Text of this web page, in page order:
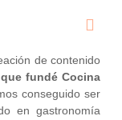
de contenido
fundé Cocina
conseguido ser
en gastronomía